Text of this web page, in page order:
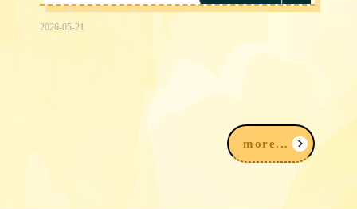
2026-05-21
賣黃金為什麼要登記？賣金飾、黃金要準
備什麼？賣黃金注意事項一次看
more...